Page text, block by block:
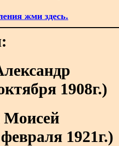
жми здесь.
1908г.)
Моисей
1921г.)